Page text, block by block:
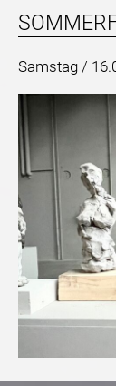
Samstag /